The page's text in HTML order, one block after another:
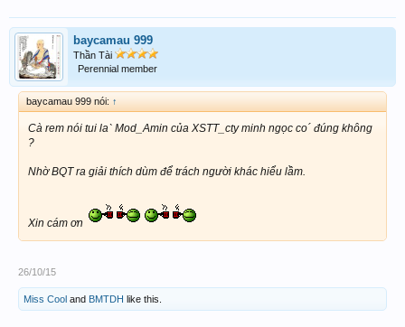
baycamau 999
Thần Tài
Perennial member
baycamau 999 nói: ↑
Cà rem nói tui laˋ Mod_Amin của XSTT_cty minh ngọc co´ đúng không
?
Nhờ BQT ra giải thích dùm để trách người khác hiểu lầm.
Xin cám ơn
26/10/15
Miss Cool and BMTDH like this.